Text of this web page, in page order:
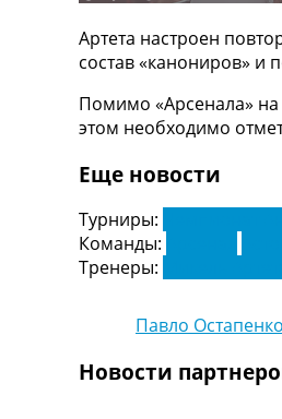
UA
Categories
Главная
Новости футбола
Логин
Рейтинги
Артета настроен
состав «канониров» и
Помимо «Арсенала»
этом необходимо
Еще новости
Турниры:
Команды:
Тренеры:
Павло Остапенко
Новости